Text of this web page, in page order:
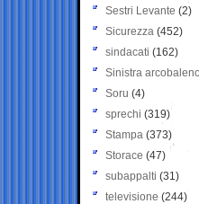
Sestri Levante (2)
Sicurezza (452)
sindacati (162)
Sinistra arcobaleno
Soru (4)
sprechi (319)
Stampa (373)
Storace (47)
subappalti (31)
televisione(244)